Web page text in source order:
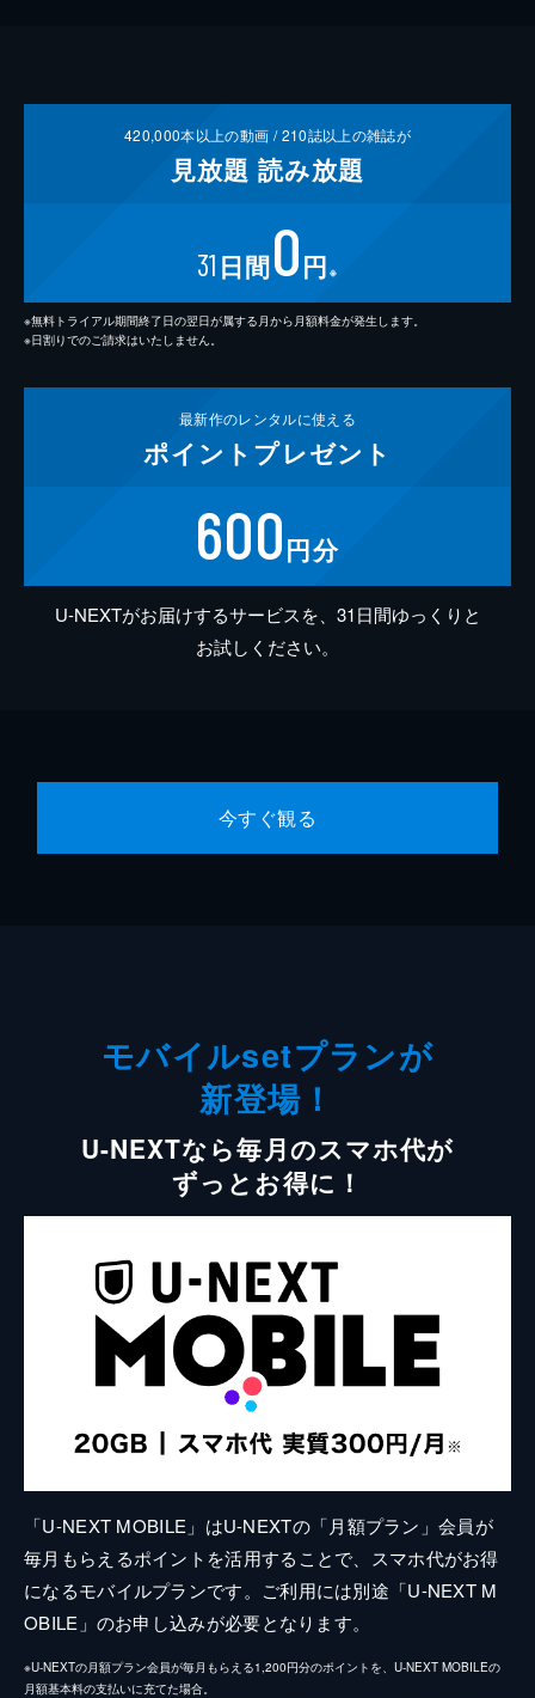
420,000本以上の動画 /210誌以上の雑誌が
見放題 読み放題
31 日間0円 ※
※無料トライアル期間終了日の翌日が属する月から月額料金が発生します。
※日割りでのご請求はいたしません。
最新作のレンタルに使える
ポイント プレゼント
600円分
U-NEXTがお届けするサービスを、31日間ゆっくりと
お試しください。
今すぐ観る
モバイルsetプランが
新登場！
U-NEXTなら毎月のスマホ代が
ずっとお得に！
「U-NEXT MOBILE」はU-NEXTの「月額プラン」会員が
毎月もらえるポイントを活用することで、スマホ代がお得
になるモバイルプランです。ご利用には別途「U-NEXT M
OBILE」のお申し込みが必要となります。
※U-NEXTの月額プラン会員が毎月もらえる1,200円分のポイントを、U-NEXT MOBILEの
月額基本料の支払いに充てた場合。